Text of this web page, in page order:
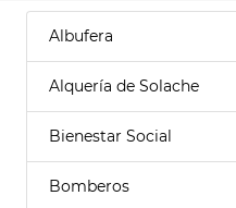
Albufera
Alquería de Solache
Bienestar Social
Bomberos